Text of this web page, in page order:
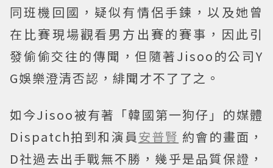
同班機回國，疑似有情侶手鍊，以及她曾
在比賽現場觀看男方出賽的賽事，因此引
發偷偷交往的傳聞，但隨著Jisoo的公司Y
G娛樂澄清否認，緋聞才不了了之。
如今Jisoo被有著「韓國第一狗仔」的媒體
Dispatch拍到和演員安普賢 約會的畫面，
D社過去出手戰無不勝，幾乎是品質保證，